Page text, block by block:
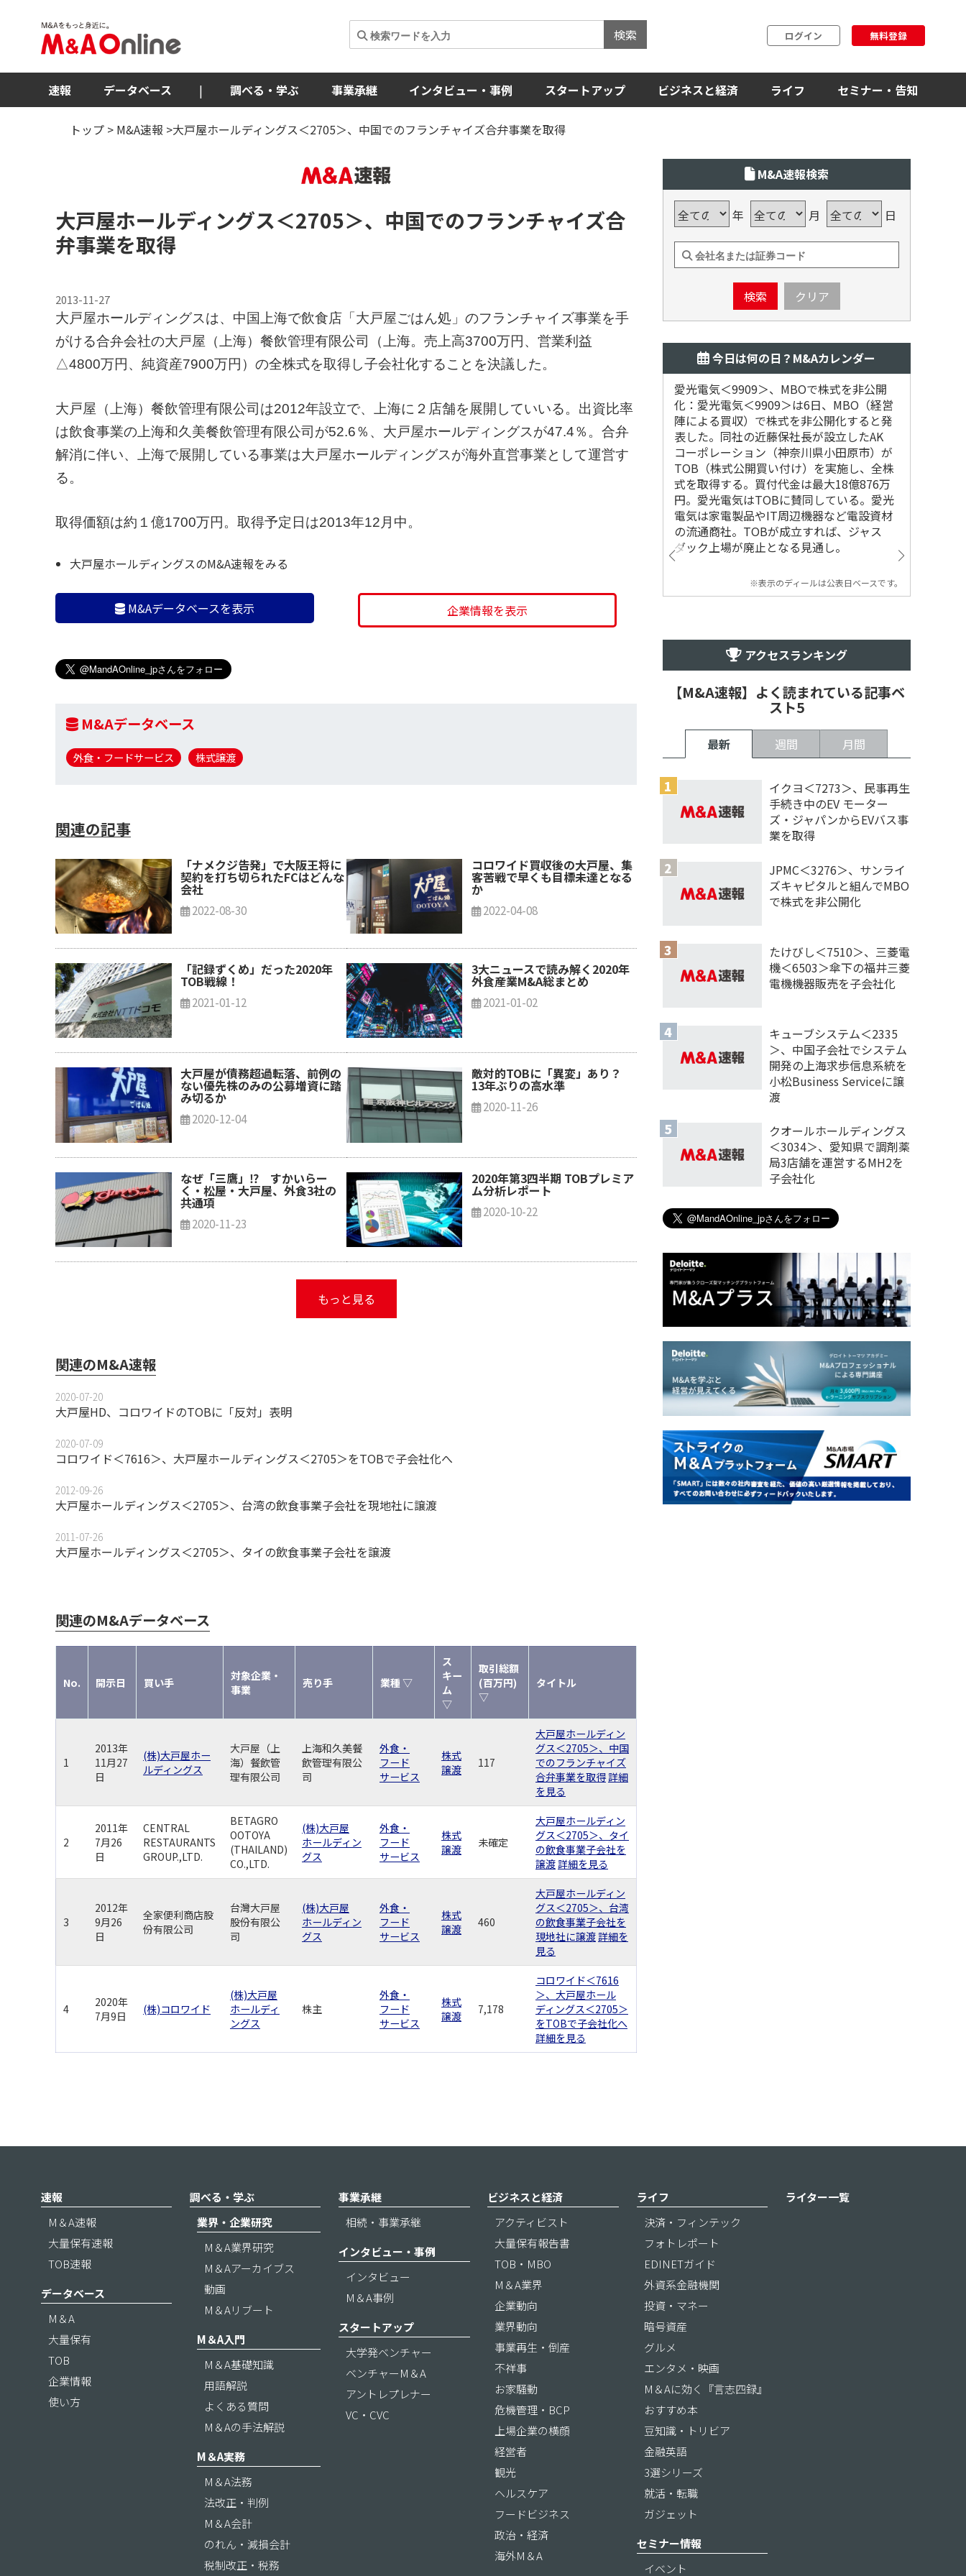
検索 ログイン 無料登録
速報 データベース | 調べる・学ぶ 事業承継 インタビュー・事例 スタートアップ ビジネスと経済 ライフ セミナー・告知
トップ > M&A速報 >大戸屋ホールディングス＜2705＞、中国でのフランチャイズ合弁事業を取得
大戸屋ホールディングス＜2705＞、中国でのフランチャイズ合
弁事業を取得
2013-11-27
大戸屋ホールディングスは、中国上海で飲食店「大戸屋ごはん処」のフランチャイズ事業を手
がける合弁会社の大戸屋（上海）餐飲管理有限公司（上海。売上高3700万円、営業利益
△4800万円、純資産7900万円）の全株式を取得し子会社化することを決議した。
大戸屋（上海）餐飲管理有限公司は2012年設立で、上海に２店舗を展開していいる。出資比率
は飲食事業の上海和久美餐飲管理有限公司が52.6％、大戸屋ホールディングスが47.4％。合弁
解消に伴い、上海で展開している事業は大戸屋ホールディングスが海外直営事業として運営す
る。
取得価額は約１億1700万円。取得予定日は2013年12月中。
大戸屋ホールディングスのM&A速報をみる
M&Aデータベースを表示 企業情報を表示
M&Aデータベース
外食・フードサービス 株式譲渡
関連の記事
「ナメクジ告発」で大阪王将に
契約を打ち切られたFCはどんな
会社
2022-08-30
コロワイド買収後の大戸屋、集
客苦戦で早くも目標未達となる
か
2022-04-08
「記録ずくめ」だった2020年
TOB戦線！
2021-01-12
3大ニュースで読み解く2020年
外食産業M&A総まとめ
2021-01-02
大戸屋が債務超過転落、前例の
ない優先株のみの公募増資に踏
み切るか
2020-12-04
敵対的TOBに「異変」あり？
13年ぶりの高水準
2020-11-26
なぜ「三鷹」⁉ すかいらー
く・松屋・大戸屋、外食3社の
共通項
2020-11-23
2020年第3四半期 TOBプレミア
ム分析レポート
2020-10-22
もっと見る
関連のM&A速報
2020-07-20
大戸屋HD、コロワイドのTOBに「反対」表明
2020-07-09
コロワイド＜7616＞、大戸屋ホールディングス＜2705＞をTOBで子会社化へ
2012-09-26
大戸屋ホールディングス＜2705＞、台湾の飲食事業子会社を現地社に譲渡
2011-07-26
大戸屋ホールディングス＜2705＞、タイの飲食事業子会社を譲渡
関連のM&Aデータベース
No. 開示日 買い手
対象企業・
事業
売り手 業種 ▽
ス
キー
ム
▽
取引総額
(百万円)
▽
タイトル
1
2013年
11月27
日
(株)大戸屋ホー
ルディングス
大戸屋（上
海）餐飲管
理有限公司
上海和久美餐
飲管理有限公
司
外食・
フード
サービス
株式
譲渡
117
大戸屋ホールディン
グス＜2705＞、中国
でのフランチャイズ
合弁事業を取得詳細
を見る
2
2011年
7月26
日
CENTRAL
RESTAURANTS
GROUP.,LTD.
BETAGRO
OOTOYA
(THAILAND)
CO.,LTD.
(株)大戸屋
ホールディン
グス
外食・
フード
サービス
株式
譲渡
未確定
大戸屋ホールディン
グス＜2705＞、タイ
の飲食事業子会社を
譲渡詳細を見る
3
2012年
9月26
日
全家便利商店股
份有限公司
台灣大戸屋
股份有限公
司
(株)大戸屋
ホールディン
グス
外食・
フード
サービス
株式
譲渡
460
大戸屋ホールディン
グス＜2705＞、台湾
の飲食事業子会社を
現地社に譲渡詳細を
見る
4
2020年
7月9日
(株)コロワイド
(株)大戸屋
ホールディ
ングス
株主
外食・
フード
サービス
株式
譲渡
7,178
コロワイド＜7616
＞、大戸屋ホール
ディングス＜2705＞
をTOBで子会社化へ
詳細を見る
M&A速報検索
年 月 日
検索 クリア
今日は何の日？M&Aカレンダー
愛光電気＜9909＞、MBOで株式を非公開
化：愛光電気＜9909＞は6日、MBO（経営
陣による買収）で株式を非公開化すると発
表した。同社の近藤保社長が設立したAK
コーポレーション（神奈川県小田原市）が
TOB（株式公開買い付け）を実施し、全株
式を取得する。買付代金は最大18億876万
円。愛光電気はTOBに賛同している。愛光
電気は家電製品やIT周辺機器など電設資材
の流通商社。TOBが成立すれば、ジャス
ダック上場が廃止となる見通し。
※表示のディールは公表日ベースです。
アクセスランキング
【M&A速報】よく読まれている記事ベ
スト5
最新 週間 月間
イクヨ＜7273＞、民事再生
手続き中のEV モーター
ズ・ジャパンからEVバス事
業を取得
JPMC＜3276＞、サンライ
ズキャピタルと組んでMBO
で株式を非公開化
たけびし＜7510＞、三菱電
機＜6503＞傘下の福井三菱
電機機器販売を子会社化
キューブシステム＜2335
＞、中国子会社でシステム
開発の上海求歩信息系統を
小松Business Serviceに譲
渡
クオールホールディングス
＜3034＞、愛知県で調剤薬
局3店舗を運営するMH2を
子会社化
速報
M＆A速報
大量保有速報
TOB速報
データベース
M＆A
大量保有
TOB
企業情報
使い方
調べる・学ぶ
業界・企業研究
M＆A業界研究
M＆Aアーカイブス
動画
M＆Aリブート
M＆A入門
M＆A基礎知識
用語解説
よくある質問
M＆Aの手法解説
M＆A実務
M＆A法務
法改正・判例
M＆A会計
のれん・減損会計
税制改正・税務
事業承継
相続・事業承継
インタビュー・事例
インタビュー
M＆A事例
スタートアップ
大学発ベンチャー
ベンチャーM＆A
アントレプレナー
VC・CVC
ビジネスと経済
アクティビスト
大量保有報告書
TOB・MBO
M＆A業界
企業動向
業界動向
事業再生・倒産
不祥事
お家騒動
危機管理・BCP
上場企業の横顔
経営者
観光
ヘルスケア
フードビジネス
政治・経済
海外M＆A
ライフ
決済・フィンテック
フォトレポート
EDINETガイド
外資系金融機関
投資・マネー
暗号資産
グルメ
エンタメ・映画
M＆Aに効く『言志四録』
おすすめ本
豆知識・トリビア
金融英語
3選シリーズ
就活・転職
ガジェット
セミナー情報
イベント
ライター一覧